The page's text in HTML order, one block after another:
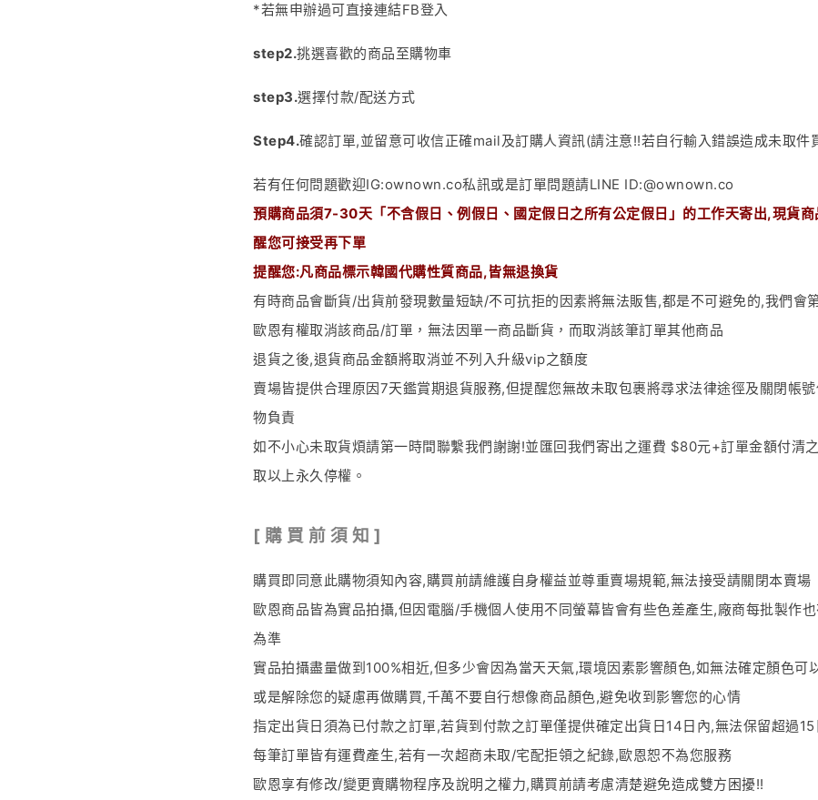
*若無申辦過可直接連結FB登入
step2.挑選喜歡的商品至購物車
step3.選擇付款/配送方式
Step4.確認訂單,並留意可收信正確mail及訂購人資訊(請注意!!若自行輸入錯誤造成未取件
若有任何問題歡迎IG:ownown.co私訊或是訂單問題請LINE ID:@ownown.co
預購商品須7-30天「不含假日、例假日、 國定假日之所有公定假日 」的工作天寄出,現貨商
醒您可接受再下單
提醒您:凡商品標示韓國代購性質商品,皆無退換貨
有時商品會斷貨/出貨前發現數量短缺/不可抗拒的因素將無法販售,都是不可避免的,我們會
歐恩有權取消該商品/訂單，無法因單一商品斷貨，而取消該筆訂單其他商品
退貨之後,退貨商品金額將取消並不列入升級vip之額度
賣場皆提供合理原因7天鑑賞期退貨服務,但提醒您無故未取包裹將尋求法律途徑及關閉帳
物負責
如不小心未取貨煩請第一時間聯繫我們謝謝!並匯回我們寄出之運費 $80元+訂單金額付清
取以上永久停權。
[ 購 買 前 須 知 ]
購買即同意此購物須知內容,購買前請維護自身權益並尊重賣場規範,無法接受請關閉本賣場
歐恩商品皆為實品拍攝,但因電腦/手機個人使用不同螢幕皆會有些色差產生,廠商每批製作
為準
實品拍攝盡量做到100%相近,但多少會因為當天天氣,環境因素影響顏色,如無法確定顏色可
或是解除您的疑慮再做購買,千萬不要自行想像商品顏色,避免收到影響您的心情
指定出貨日須為已付款之訂單,若貨到付款之訂單僅提供確定出貨日14日內,無法保留超過15
每筆訂單皆有運費產生,若有一次超商未取/宅配拒領之紀錄,歐恩恕不為您服務
歐恩享有修改/變更賣購物程序及說明之權力,購買前請考慮清楚避免造成雙方困擾!!